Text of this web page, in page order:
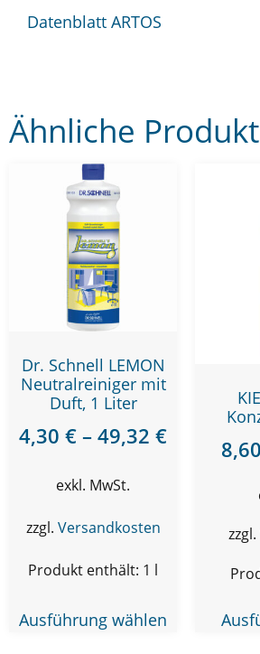
Datenblatt ARTOS
Ähnliche
Dr. Schnell LEMON
Neutralreiniger mit
Duft, 1 Liter
4,30 € – 49,32 €
exkl. MwSt.
zzgl. Versandkosten
Produkt enthält: 1 l
Ausführung wählen
8,60
zzgl.